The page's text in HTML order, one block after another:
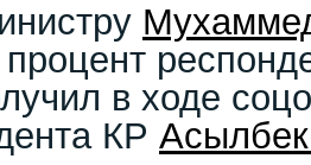
в ходе
КР